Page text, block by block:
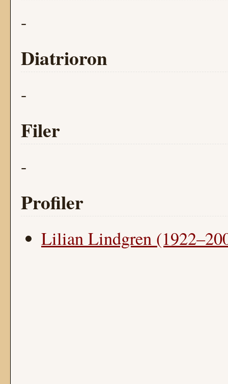
-
Diatrioron
-
Filer
-
Profiler
Lilian Lindgren